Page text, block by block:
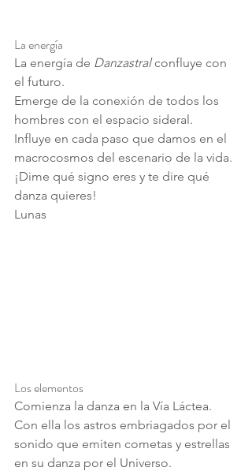
La energía
La energía de Danzastral confluye con
el futuro.
Emerge de la conexión de todos los
hombres con el espacio sideral.
Influye en cada paso que damos en el
macrocosmos del escenario de la vida.
¡Dime qué signo eres y te dire qué
danza quieres!
Lunas
Los elementos
Comienza la danza en la Vía Láctea.
Con ella los astros embriagados por el
sonido que emiten cometas y estrellas
en su danza por el Universo.